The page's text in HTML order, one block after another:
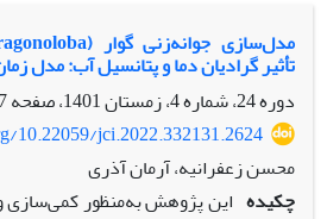
تأثیر گرادیان دما و پتانسیل آب: مدل
دوره 24، شماره 4، زمستان 1401، صفحه
10.22059/jci.2022.332131.2624
محسن زعفرانیه، آرمان آذری
چکیده این پژوهش به‌منظور